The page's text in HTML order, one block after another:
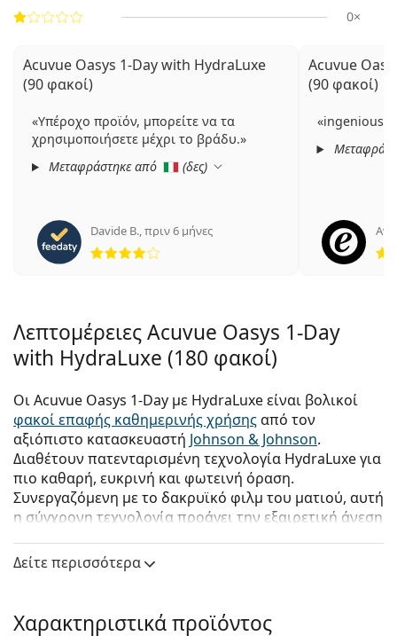
0×
Acuvue Oasys 1-Day with HydraLuxe
(90 φακοί)
Υπέροχο προϊόν, μπορείτε να τα
χρησιμοποιήσετε μέχρι το βράδυ.
Μεταφράστηκε από
(δες)
Davide B.,πριν 6 μήνες
4 αξιολογήσεις από 5
Acuvue
(90 φακοί)
ingenious
Λεπτομέρειες Acuvue Oasys 1-Day
with HydraLuxe (180 φακοί)
Οι Acuvue Oasys 1-Day με HydraLuxe είναι βολικοί
φακοί επαφής καθημερινής χρήσηςαπό τον
αξιόπιστο κατασκευαστή Johnson & Johnson.
Διαθέτουν πατενταρισμένη τεχνολογία HydraLuxe για
πιο καθαρή, ευκρινή και φωτεινή όραση.
Συνεργαζόμενη με το δακρυϊκό φιλμ του ματιού, αυτή
η σύγχρονη τεχνολογία προάγει την εξαιρετική άνεση
Αυτοί οι άνετοιφακοί επαφής
άνεση των καθημερινών φακών.
Δείτε περισσότερα
Χαρακτηριστικά προϊόντος